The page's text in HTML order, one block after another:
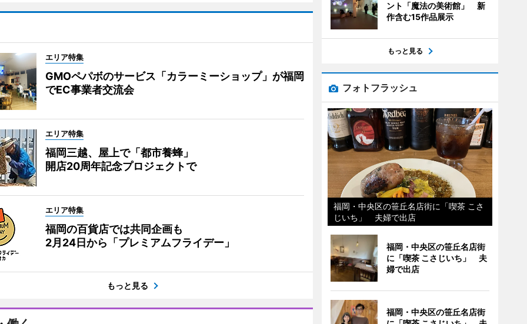
エリア特集
GMOペパボのサービス「カラーミーショップ」が福岡
でEC事業者交流会
エリア特集
福岡三越、屋上で「都市養蜂」
開店20周年記念プロジェクトで
エリア特集
福岡の百貨店では共同企画も
2月24日から「プレミアムフライデー」
もっと見る
ント「魔法の美術館」 新
作含む15作品展示
もっと見る
フォトフラッシュ
福岡・中央区の笹丘名店街に「喫茶 こさ
じいち」 夫婦で出店
福岡・中央区の笹丘名店街
に「喫茶 こさじいち」 夫
婦で出店
福岡・中央区の笹丘名店街